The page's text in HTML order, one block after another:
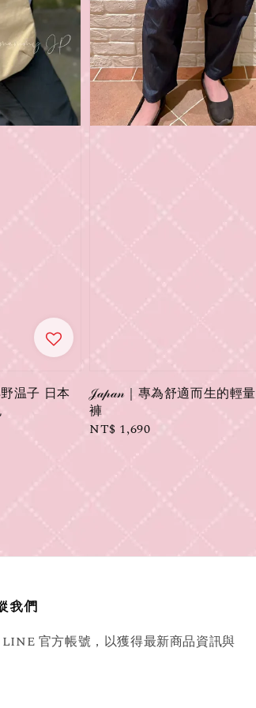
温子 日本
𝒥𝒶𝓅𝒶𝓃｜專為舒適而生的輕
褲
Regular
NT$ 1,690
我們
官方帳號，以獲得最新商品資訊與